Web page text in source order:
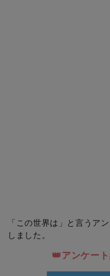
「この世界は」と言うア
しました。
👑アンケー